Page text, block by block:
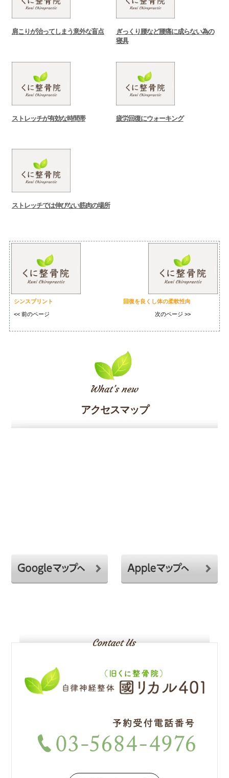
肩こりが治ってしまう意外な盲点
ぎっくり腰など腰痛に成らない為の
寝具
ストレッチが有効な時間帯 疲労回復にウォーキング
ストレッチでは伸びない筋肉の場所
シンスプリント
<< 前のページ
回復を良くし体の柔軟性向
次のページ >>
アクセスマップ